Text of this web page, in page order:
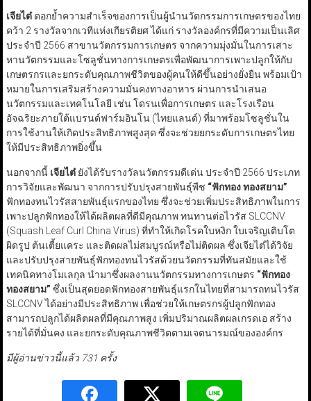
เจียไต๋ตอกย้ำความสำเร็จของการเป็นผู้นำนวัตกรรมการเกษตรของไทย
คว้า 2 รางวัลจากเวทีแห่งเกียรติยศ ได้แก่ รางวัลองค์กรที่มีความเป็นเลิศ
ประจำปี 2566 สาขานวัตกรรมการเกษตร จากความมุ่งมั่นในการเสาะ
หานวัตกรรมและโซลูชั่นทางการเกษตรเพื่อพัฒนาการเพาะปลูกให้กับ
เกษตรกรและยกระดับคุณภาพชีวิตของผู้คนให้ดีขึ้นอย่างยั่งยืน พร้อมเป้า
หมายในการเสริมสร้างความมั่นคงทางอาหาร ผ่านการนำเสนอ
นวัตกรรมและเทคโนโลยี เช่น โดรนเพื่อการเกษตร และโรงเรือน
อัจฉริยะภายใต้แบรนด์ฟาร์มอินโน (ไทยแลนด์) ที่มาพร้อมโซลูชั่นใน
การใช้งานให้เกิดประสิทธิภาพสูงสุด ซึ่งจะช่วยยกระดับการเกษตรไทย
ให้มีประสิทธิภาพยิ่งขึ้น
นอกจากนี้ เจียไต๋ยังได้รับรางวัลนวัตกรรมดีเด่น ประจำปี 2566 ประเภท
การวิจัยและพัฒนา จากการปรับปรุงสายพันธุ์พืช “ฟักทอง ทองสยาม”
ฟักทองทนไวรัสสายพันธุ์แรกของไทย ซึ่งจะช่วยเพิ่มประสิทธิภาพในการ
เพาะปลูกฟักทองให้ได้ผลิตผลที่ดีมีคุณภาพ ทนทานต่อไวรัส SLCCNV
(Squash Leaf Curl China Virus) ที่ทำให้เกิดโรคใบหงิก ใบเจริญเติบโต
ผิดรูป ต้นเตี้ยแคระ และติดผลไม่สมบูรณ์หรือไม่ติดผล ซึ่งเจียไต๋ได้วิจัย
และปรับปรุงสายพันธุ์ฟักทองทนไวรัสด้วยนวัตกรรมที่ทันสมัยและใช้
เทคนิคทางโมเลกุล นำมาซึ่งผลงานนวัตกรรมทางการเกษตร “ฟักทอง
ทองสยาม” ซึ่งเป็นสุดยอดฟักทองสายพันธุ์แรกในไทยที่สามารถทนไวรัส
SLCCNV ได้อย่างมีประสิทธิภาพ เพื่อช่วยให้เกษตรกรผู้ปลูกฟักทอง
สามารถปลูกได้ผลิตผลที่มีคุณภาพสูง เพิ่มปริมาณผลิตผลเกรดเอ สร้าง
รายได้ที่มั่นคง และยกระดับคุณภาพชีวิตตามเจตนารมณ์ขององค์กร
มีผู้อ่านข่าวนี้แล้ว 731 ครั้ง